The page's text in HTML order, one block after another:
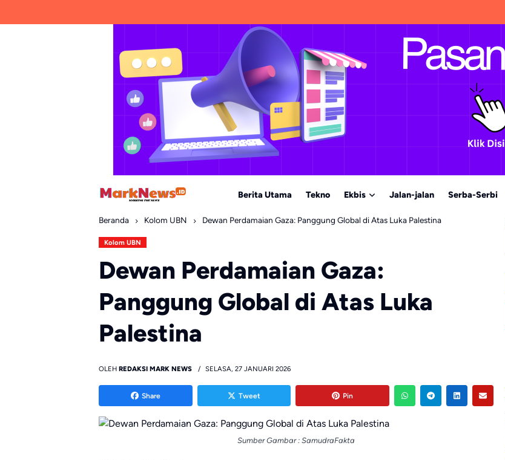
Berita Utama Tekno Ekbis Jalan-jalan Serba-Serbi
Beranda Kolom UBN Dewan Perdamaian Gaza: Panggung Global di Atas Luka Palestina
Kolom UBN
Dewan Perdamaian Gaza:
Panggung Global di Atas Luka
Palestina
OLEH REDAKSI MARK NEWS SELASA, 27 JANUARI 2026
Share Tweet Pin
Sumber Gambar : SamudraFakta